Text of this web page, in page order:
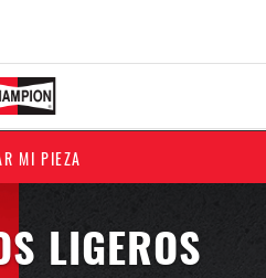
MI PIEZA
LIGEROS